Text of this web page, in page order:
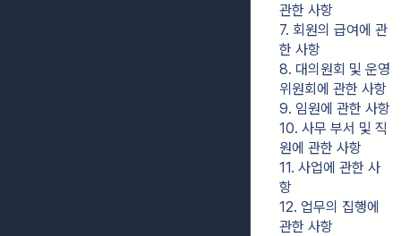
관한 사항
7. 회원의 급여에 관
한 사항
8. 대의원회 및 운영
위원회에 관한 사항
9. 임원에 관한 사항
10. 사무 부서 및 직
원에 관한 사항
11. 사업에 관한 사
항
12. 업무의 집행에
관한 사항